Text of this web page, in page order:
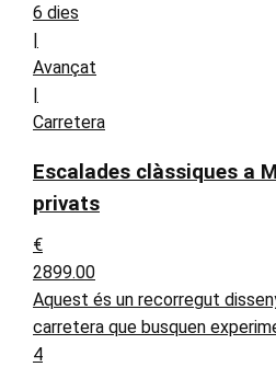
6 dies
Avançat
Carretera
Escalades clàssiques a
privats
€
2899.00
Aquest és un recorregut
carretera que busquen
4